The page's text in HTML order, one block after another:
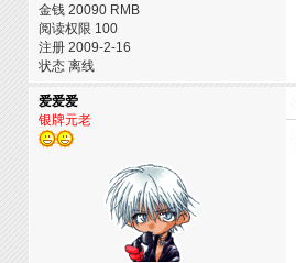
金钱 20090 RMB
阅读权限 100
注册 2009-2-16
状态 离线
爱爱爱
银牌元老